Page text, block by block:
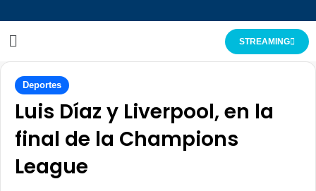
STREAMING
Deportes
Luis Díaz y Liverpool, en la
final de la Champions
League